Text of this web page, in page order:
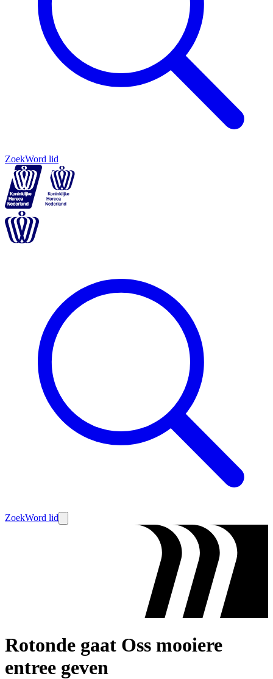
ZoekWord lid
ZoekWord lid
Rotonde gaat Oss mooiere
entree geven